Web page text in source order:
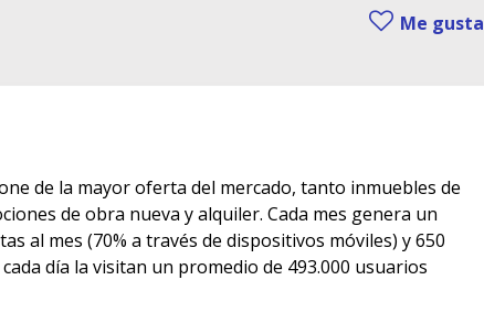
Me gusta
de la mayor oferta del mercado, tanto inmuebles de
de obra nueva y alquiler. Cada mes genera un
al mes (70% a través de dispositivos móviles) y 650
día la visitan un promedio de 493.000 usuarios